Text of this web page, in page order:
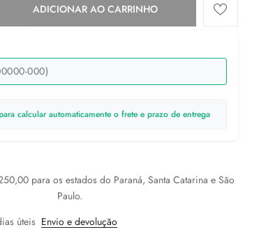
ADICIONAR AO CARRINHO
calcular automaticamente o frete e prazo de entrega
para os estados do Paraná, Santa Catarina e São
Paulo.
úteis Envio e devolução